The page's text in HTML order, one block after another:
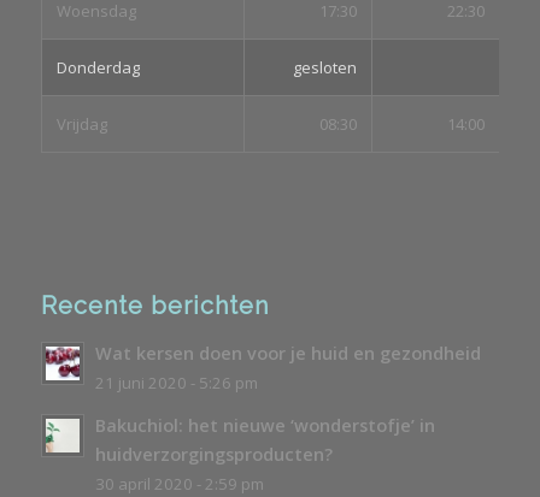
Woensdag 17:30 22:30
Donderdag gesloten
Vrijdag 08:30 14:00
Recente berichten
Wat kersen doen voor je huid en gezondheid
21 juni 2020 - 5:26 pm
Bakuchiol: het nieuwe ‘wonderstofje’ in
huidverzorgingsproducten?
30 april 2020 - 2:59 pm